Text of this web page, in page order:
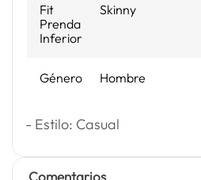
Fit
Prenda
Inferior
Skinny
Género Hombre
- Estilo: Casual
Comentarios